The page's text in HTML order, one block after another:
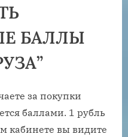
БАЛЛЫ
за покупки
баллами. 1 рубль
кабинете вы видите